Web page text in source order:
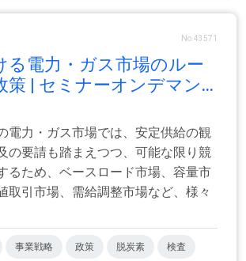
No.43571
る電力・ガス市場のルー
策 | セミナーオンデマン...
電力・ガス市場では、安定供給の観
の要請も踏まえつつ、可能な限り競
るため、ベースロード市場、容量市
取引市場、需給調整市場など、様々
事業戦略 政策 脱炭素 検査